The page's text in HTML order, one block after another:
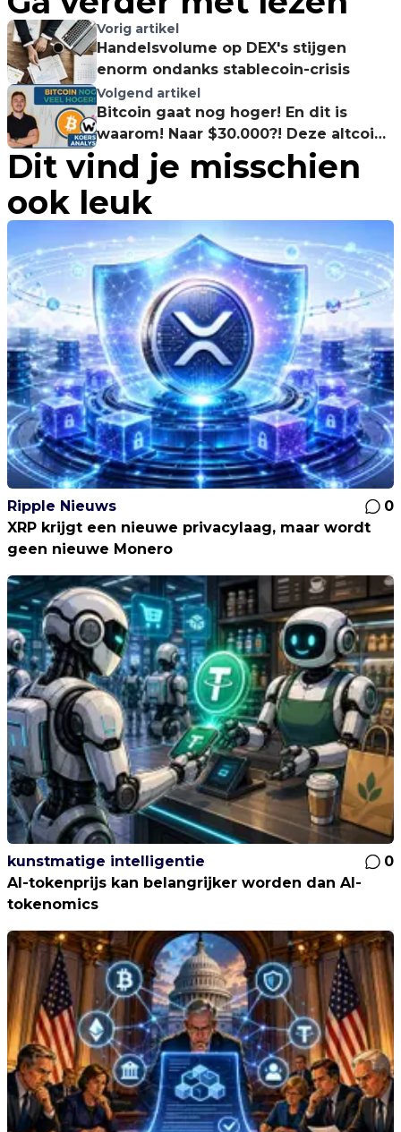
Vorig artikel
Handelsvolume op DEX's stijgen
enorm ondanks stablecoin-crisis
Volgend artikel
Bitcoin gaat nog hoger! En dit is
waarom! Naar $30.000?! Deze altcoin
ga ik bijkopen!
Dit vind je misschien
ook leuk
Ripple Nieuws
0
XRP krijgt een nieuwe privacylaag, maar wordt
geen nieuwe Monero
kunstmatige intelligentie
0
AI-tokenprijs kan belangrijker worden dan AI-
tokenomics